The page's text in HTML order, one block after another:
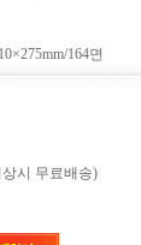
164면
시 무료배송)